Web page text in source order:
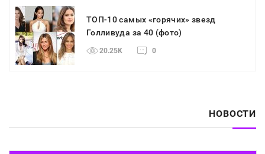
ТОП-10 самых «горячих» звезд
Голливуда за 40 (фото)
20.25K 0
НОВОСТИ